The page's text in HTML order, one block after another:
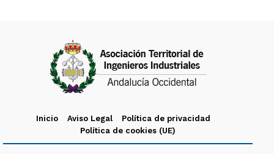
Inicio Aviso Legal
Política de privacidad
Política de cookies (UE)